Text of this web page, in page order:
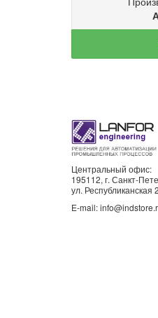
Центральный офис:
195112, г. Санкт-
ул. Республиканская
E-mail: